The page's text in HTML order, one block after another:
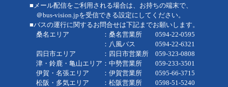
■メール配信をご利用される場合は、お持ちの端末で、
＠bus-vision.jpを受信できる設定にしてください。
■バスの運行に関するお問合せは下記までお願いします。
桑名エリア ：桑名営業所 0594-22-0595
：八風バス 0594-22-6321
四日市エリア ：四日市営業所 059-323-0808
津・鈴鹿・亀山エリア：中勢営業所 059-233-3501
伊賀・名張エリア ：伊賀営業所 0595-66-3715
松阪・多気エリア ：松阪営業所 0598-51-5240